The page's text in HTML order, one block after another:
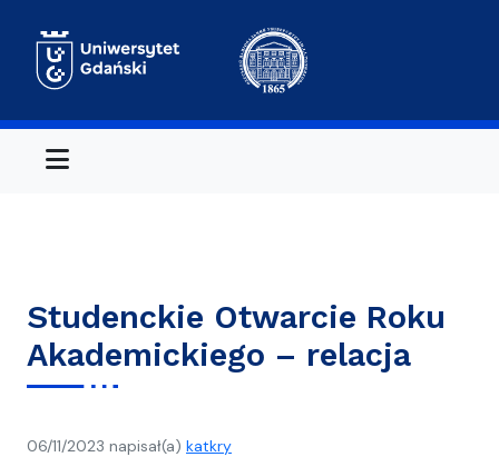
Menu
Aktualności
Studenckie Otwarcie Roku
Akademickiego – relacja
06/11/2023 napisał(a) katkry